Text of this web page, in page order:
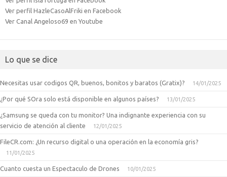
Ver perfil HazleCasoAlFriki en Facebook
Ver Canal Angeloso69 en Youtube
Lo que se dice
Necesitas usar codigos QR, buenos, bonitos y baratos (Gratix)? 14/01/2025
¿Por qué SOra solo está disponible en algunos países? 13/01/2025
¿Samsung se queda con tu monitor? Una indignante experiencia con su
servicio de atención al cliente
12/01/2025
FileCR.com: ¿Un recurso digital o una operación en la economía gris?
11/01/2025
Cuanto cuesta un Espectaculo de Drones 10/01/2025